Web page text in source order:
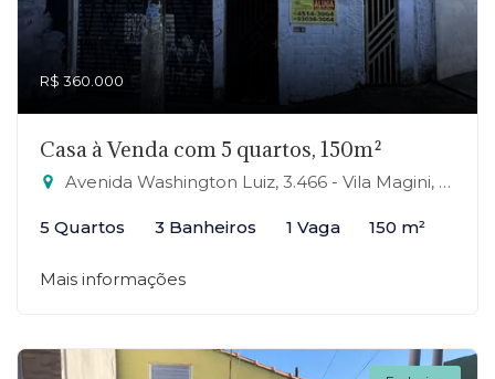
R$ 360.000
Casa à Venda com 5 quartos, 150m²
Avenida Washington Luiz, 3.466 - Vila Magini, Mauá-SP
5 Quartos 3 Banheiros 1 Vaga 150 m²
Mais informações